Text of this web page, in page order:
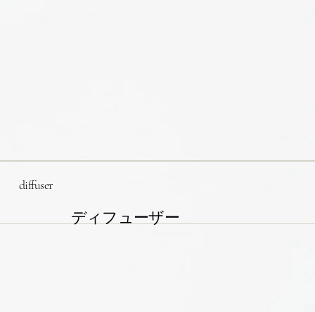
diffuser
ディフューザー